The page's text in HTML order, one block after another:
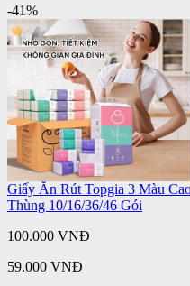
-41%
Giấy Ăn Rút Topgia 3 Màu
Thùng 10/16/36/46 Gói
100.000 VNĐ
59.000 VNĐ